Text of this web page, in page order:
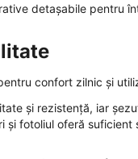
detașabile pentru
confort zilnic și
și rezistență, iar
și fotoliul oferă